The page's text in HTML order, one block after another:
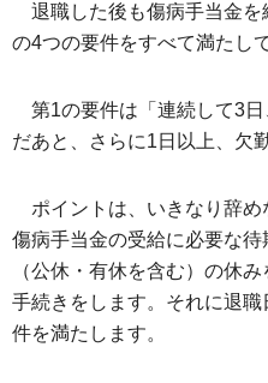
退職した後も傷病手当金
の4つの要件をすべて満たし
第1の要件は「連続して3
だあと、さらに1日以上、欠
ポイントは、いきなり辞め
傷病手当金の受給に必要な
（公休・有休を含む）の休
手続きをします。それに退
件を満たします。